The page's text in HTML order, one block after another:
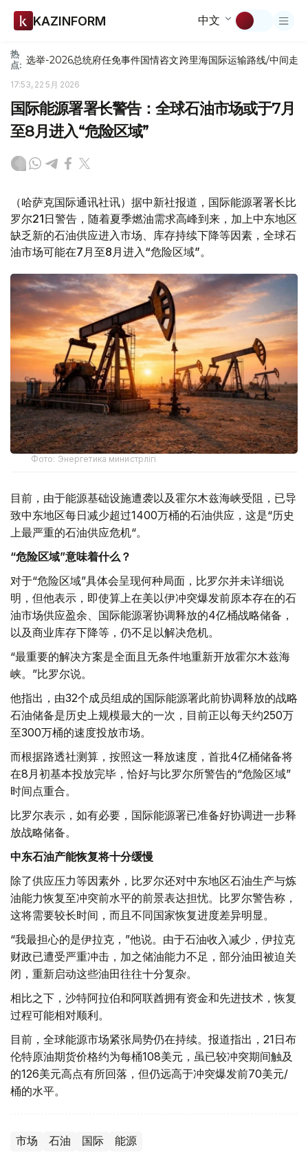
KAZINFORM 中文
热
点: 选举-2026总统府任免事件国情咨文跨里海国际运输路线/中间走廊
17:53, 22 5月 2026
国际能源署署长警告：全球石油市场或于7月
至8月进入“危险区域”
（哈萨克国际通讯社讯）据中新社报道，国际能源署署长比
罗尔21日警告，随着夏季燃油需求高峰到来，加上中东地区
缺乏新的石油供应进入市场、库存持续下降等因素，全球石
油市场可能在7月至8月进入“危险区域”。
Фото: Энергетика министрлігі
目前，由于能源基础设施遭袭以及霍尔木兹海峡受阻，已导
致中东地区每日减少超过1400万桶的石油供应，这是“历史
上最严重的石油供应危机“。
“危险区域”意味着什么？
对于“危险区域”具体会呈现何种局面，比罗尔并未详细说
明，但他表示，即使算上在美以伊冲突爆发前原本存在的石
油市场供应盈余、国际能源署协调释放的4亿桶战略储备，
以及商业库存下降等，仍不足以解决危机。
“最重要的解决方案是全面且无条件地重新开放霍尔木兹海
峡。”比罗尔说。
他指出，由32个成员组成的国际能源署此前协调释放的战略
石油储备是历史上规模最大的一次，目前正以每天约250万
至300万桶的速度投放市场。
而根据路透社测算，按照这一释放速度，首批4亿桶储备将
在8月初基本投放完毕，恰好与比罗尔所警告的“危险区域”
时间点重合。
比罗尔表示，如有必要，国际能源署已准备好协调进一步释
放战略储备。
中东石油产能恢复将十分缓慢
除了供应压力等因素外，比罗尔还对中东地区石油生产与炼
油能力恢复至冲突前水平的前景表达担忧。比罗尔警告称，
这将需要较长时间，而且不同国家恢复进度差异明显。
“我最担心的是伊拉克，”他说。由于石油收入减少，伊拉克
财政已遭受严重冲击，加之储油能力不足，部分油田被迫关
闭，重新启动这些油田往往十分复杂。
相比之下，沙特阿拉伯和阿联酋拥有资金和先进技术，恢复
过程可能相对顺利。
目前，全球能源市场紧张局势仍在持续。报道指出，21日布
伦特原油期货价格约为每桶108美元，虽已较冲突期间触及
的126美元高点有所回落，但仍远高于冲突爆发前70美元/
桶的水平。
市场 石油 国际 能源